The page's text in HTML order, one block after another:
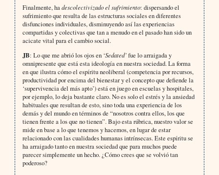
Finalmente, hadescolectivizado el sufrimiento: dispersando el
sufrimiento que resulta de las estructuras sociales en diferentes
disfunciones individuales, disminuyendo así las experiencias
compartidas y colectivas que tan a menudo en el pasado han sido un
acicate vital para el cambio social.
JB: Lo que me abrió los ojos en ‘Sedated’fue lo arraigada y
omnipresente que está esta ideología en nuestra sociedad. La forma
en que ilustra cómo el espíritu neoliberal (competencia por recursos,
productividad por encima del bienestar y el concepto que defiende la
‘supervivencia del más apto’) está en juego en escuelas y hospitales,
por ejemplo, lo deja bastante claro. No es solo el estrés y la ansiedad
habituales que resultan de esto, sino toda una experiencia de los
demás y del mundo en términos de “nosotros contra ellos, los que
tienen frente a los que no tienen”. Bajo esta rúbrica, nuestro valor se
mide en base a lo que tenemos y hacemos, en lugar de estar
relacionado con las cualidades humanas intrínsecas. Este espíritu se
ha arraigado tanto en nuestra sociedad que para muchos puede
parecer simplemente un hecho. ¿Cómo crees que se volvió tan
poderoso?